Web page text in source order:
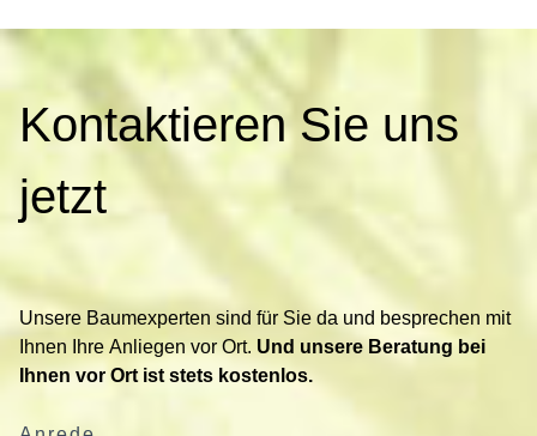
o
n
t
e
r
e
Kontaktieren Sie uns
jetzt
Unsere Baumexperten sind für Sie da und besprechen mit
Ihnen Ihre Anliegen vor Ort. Und unsere Beratung bei
Ihnen vor Ort ist stets kostenlos.